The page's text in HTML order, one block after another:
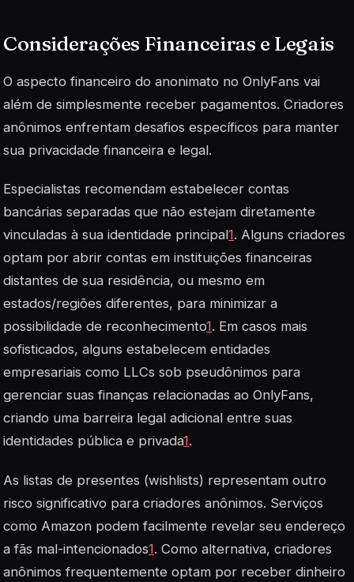
Considerações Financeiras e Legais
O aspecto financeiro do anonimato no OnlyFans vai
além de simplesmente receber pagamentos. Criadores
anônimos enfrentam desafios específicos para manter
sua privacidade financeira e legal.
Especialistas recomendam estabelecer contas
bancárias separadas que não estejam diretamente
vinculadas à sua identidade principal1. Alguns criadores
optam por abrir contas em instituições financeiras
distantes de sua residência, ou mesmo em
estados/regiões diferentes, para minimizar a
possibilidade de reconhecimento1. Em casos mais
sofisticados, alguns estabelecem entidades
empresariais como LLCs sob pseudônimos para
gerenciar suas finanças relacionadas ao OnlyFans,
criando uma barreira legal adicional entre suas
identidades pública e privada1.
As listas de presentes (wishlists) representam outro
risco significativo para criadores anônimos. Serviços
como Amazon podem facilmente revelar seu endereço
a fãs mal-intencionados1. Como alternativa, criadores
anônimos frequentemente optam por receber dinheiro